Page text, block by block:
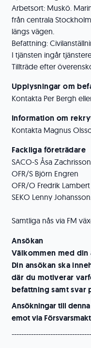
Arbetsort: Muskö.
från centrala
längs vägen.
Befattning:
I tjänsten ingår
Tillträde efter
Upplysningar om
Kontakta Per Bergh
Information om
Kontakta Magnus
Fackliga företrädare
SACO-S Åsa Zachrisson
OFR/S Björn Engren
OFR/O Fredrik Lambert
SEKO Lenny
Samtliga nås via FM
Ansökan
Välkommen med din
Din ansökan ska
där du motiverar
befattning samt svar
Ansökningar till
emot via